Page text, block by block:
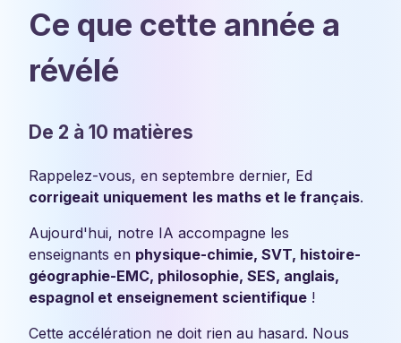
Ce que cette année a
révélé
De 2 à 10 matières
Rappelez-vous, en septembre dernier, Ed
corrigeait uniquement les maths et le français.
Aujourd'hui, notre IA accompagne les
enseignants en physique-chimie, SVT, histoire-
géographie-EMC, philosophie, SES, anglais,
espagnol et enseignement scientifique !
Cette accélération ne doit rien au hasard. Nous